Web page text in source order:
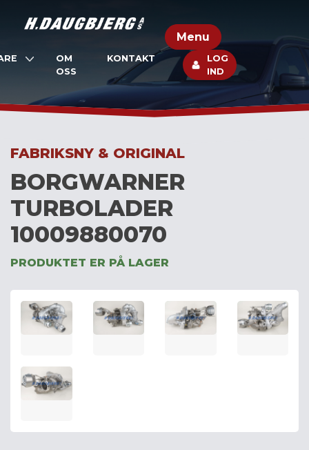
Menu
OM
OSS
KONTAKT
LOG
IND
FABRIKSNY & ORIGINAL
BORGWARNER
TURBOLADER
10009880070
PRODUKTET ER PÅ LAGER